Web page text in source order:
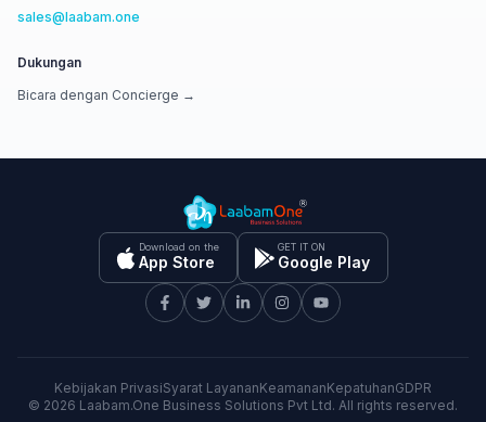
sales@laabam.one
Dukungan
Bicara dengan Concierge →
Download on the
App Store
GET IT ON
Google Play
© 2026 Laabam.One Business Solutions Pvt Ltd. All rights reserved.
Kebijakan PrivasiSyarat LayananKeamananKepatuhanGDPR